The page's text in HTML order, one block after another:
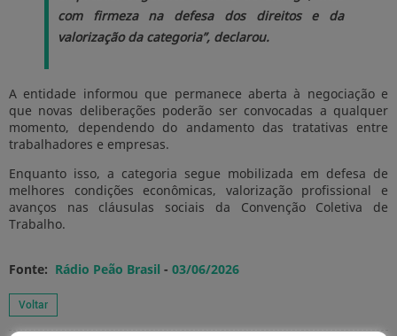
com firmeza na defesa dos direitos e da
valorização da categoria”, declarou.
A entidade informou que permanece aberta à negociação e
que novas deliberações poderão ser convocadas a qualquer
momento, dependendo do andamento das tratativas entre
trabalhadores e empresas.
Enquanto isso, a categoria segue mobilizada em defesa de
melhores condições econômicas, valorização profissional e
avanços nas cláusulas sociais da Convenção Coletiva de
Trabalho.
Fonte: Rádio Peão Brasil - 03/06/2026